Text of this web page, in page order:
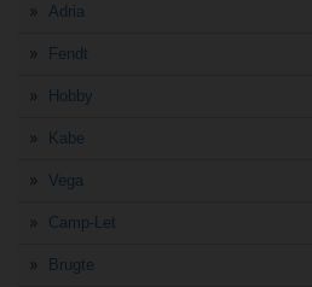
Adria
Fendt
Hobby
Kabe
Vega
Camp-Let
Brugte